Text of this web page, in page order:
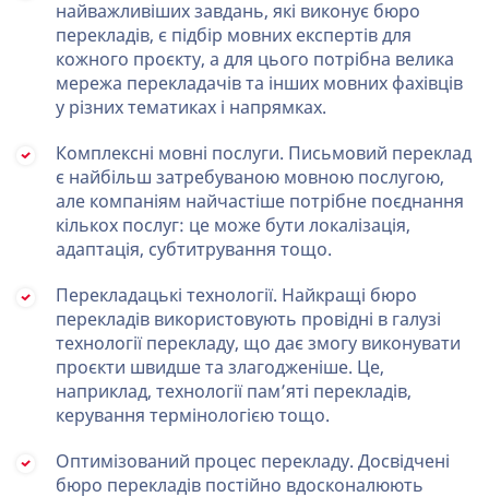
найважливіших завдань, які виконує бюро
перекладів, є підбір мовних експертів для
кожного проєкту, а для цього потрібна велика
мережа перекладачів та інших мовних фахівців
у різних тематиках і напрямках.
Комплексні мовні послуги. Письмовий переклад
є найбільш затребуваною мовною послугою,
але компаніям найчастіше потрібне поєднання
кількох послуг: це може бути локалізація,
адаптація, субтитрування тощо.
Перекладацькі технології. Найкращі бюро
перекладів використовують провідні в галузі
технології перекладу, що дає змогу виконувати
проєкти швидше та злагодженіше. Це,
наприклад, технології пам’яті перекладів,
керування термінологією тощо.
Оптимізований процес перекладу. Досвідчені
бюро перекладів постійно вдосконалюють